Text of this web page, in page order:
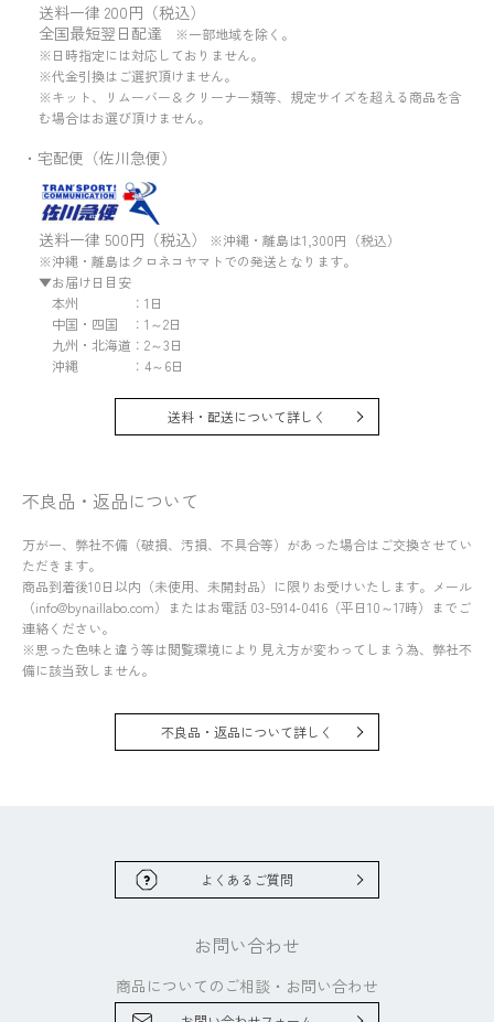
送料一律 200円（税込）
全国最短翌日配達 ※一部地域を除く。
※日時指定には対応しておりません。
※代金引換はご選択頂けません。
※キット、リムーバー＆クリーナー類等、規定サイズを超える商品を含
む場合はお選び頂けません。
・宅配便（佐川急便）
送料一律 500円（税込）
※沖縄・離島は1,300円（税込）
※沖縄・離島はクロネコヤマトでの発送となります。
▼お届け日目安
本州 ：1日
中国・四国 ：1～2日
九州・北海道：2～3日
沖縄 ：4～6日
送料・配送について詳しく
不良品・返品について
万が一、弊社不備（破損、汚損、不具合等）があった場合はご交換させてい
ただきます。
商品到着後10日以内（未使用、未開封品）に限りお受けいたします。メール
（info@bynaillabo.com）またはお電話 03-5914-0416（平日10～17時）までご
連絡ください。
※思った色味と違う等は閲覧環境により見え方が変わってしまう為、弊社不
備に該当致しません。
不良品・返品について詳しく
よくあるご質問
お問い合わせ
商品についてのご相談・ お問い合わせ